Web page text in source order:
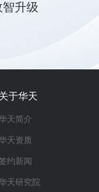
升级
关于华天
天简介
天资质
约新闻
天研究院